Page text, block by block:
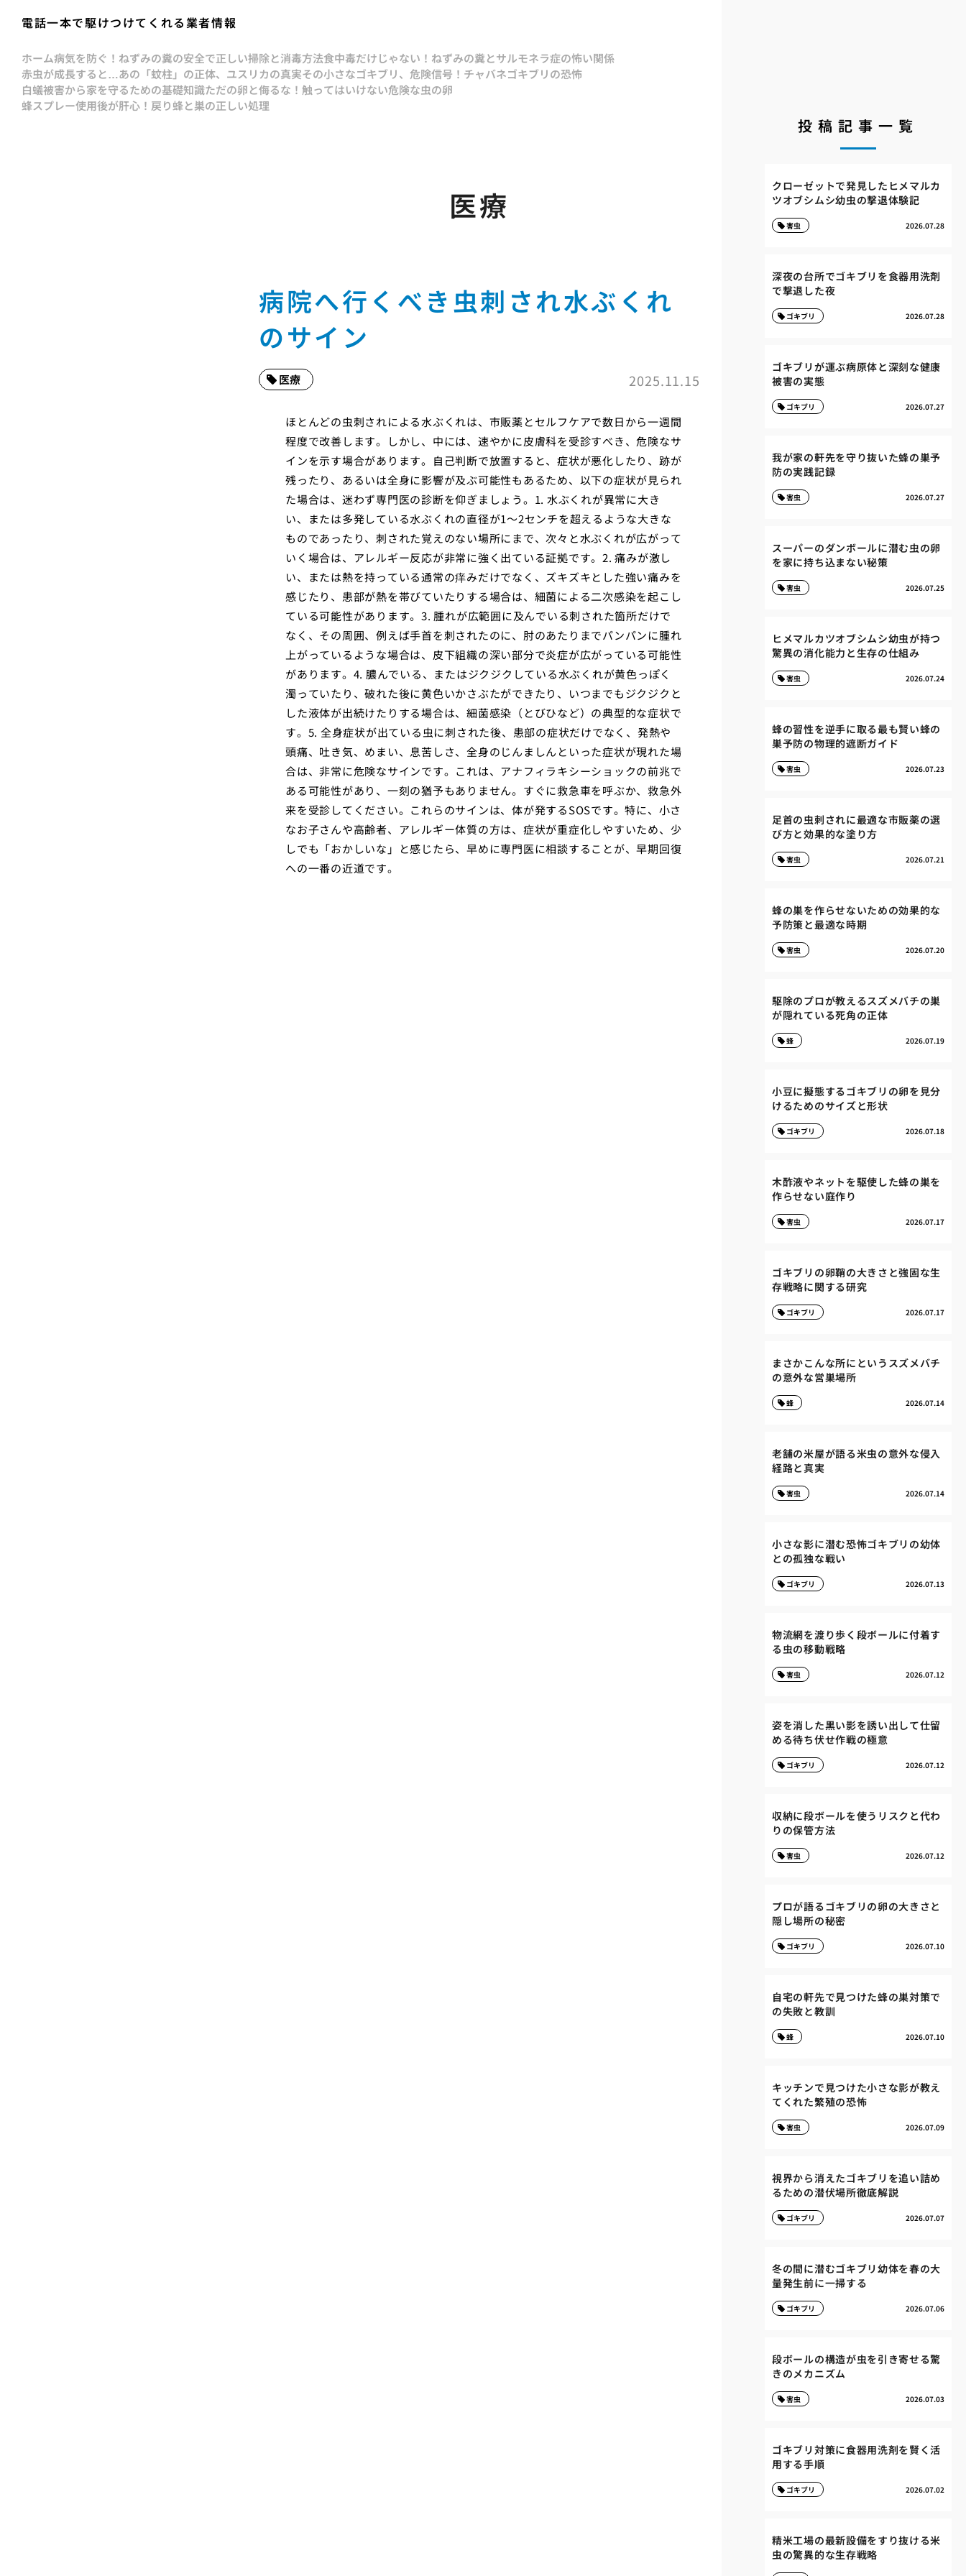
電話一本で駆けつけてくれる業者情報
ホーム病気を防ぐ！ねずみの糞の安全で正しい掃除と消毒方法食中毒だけじゃない！ねずみの糞とサルモネラ症の怖い関係
赤虫が成長すると…あの「蚊柱」の正体、ユスリカの真実その小さなゴキブリ、危険信号！チャバネゴキブリの恐怖
白蟻被害から家を守るための基礎知識ただの卵と侮るな！触ってはいけない危険な虫の卵
蜂スプレー使用後が肝心！戻り蜂と巣の正しい処理
医療
病院へ行くべき虫刺され水ぶくれ
のサイン
2025.11.15
医療
ほとんどの虫刺されによる水ぶくれは、市販薬とセルフケアで数日から一週間
程度で改善します。しかし、中には、速やかに皮膚科を受診すべき、危険なサ
インを示す場合があります。自己判断で放置すると、症状が悪化したり、跡が
残ったり、あるいは全身に影響が及ぶ可能性もあるため、以下の症状が見られ
た場合は、迷わず専門医の診断を仰ぎましょう。1. 水ぶくれが異常に大き
い、または多発している水ぶくれの直径が1〜2センチを超えるような大きな
ものであったり、刺された覚えのない場所にまで、次々と水ぶくれが広がって
いく場合は、アレルギー反応が非常に強く出ている証拠です。2. 痛みが激し
い、または熱を持っている通常の痒みだけでなく、ズキズキとした強い痛みを
感じたり、患部が熱を帯びていたりする場合は、細菌による二次感染を起こし
ている可能性があります。3. 腫れが広範囲に及んでいる刺された箇所だけで
なく、その周囲、例えば手首を刺されたのに、肘のあたりまでパンパンに腫れ
上がっているような場合は、皮下組織の深い部分で炎症が広がっている可能性
があります。4. 膿んでいる、またはジクジクしている水ぶくれが黄色っぽく
濁っていたり、破れた後に黄色いかさぶたができたり、いつまでもジクジクと
した液体が出続けたりする場合は、細菌感染（とびひなど）の典型的な症状で
す。5. 全身症状が出ている虫に刺された後、患部の症状だけでなく、発熱や
頭痛、吐き気、めまい、息苦しさ、全身のじんましんといった症状が現れた場
合は、非常に危険なサインです。これは、アナフィラキシーショックの前兆で
ある可能性があり、一刻の猶予もありません。すぐに救急車を呼ぶか、救急外
来を受診してください。これらのサインは、体が発するSOSです。特に、小さ
なお子さんや高齢者、アレルギー体質の方は、症状が重症化しやすいため、少
しでも「おかしいな」と感じたら、早めに専門医に相談することが、早期回復
への一番の近道です。
投稿記事一覧
クローゼットで発見したヒメマルカ
ツオブシムシ幼虫の撃退体験記
2026.07.28
害虫
深夜の台所でゴキブリを食器用洗剤
で撃退した夜
2026.07.28
ゴキブリ
ゴキブリが運ぶ病原体と深刻な健康
被害の実態
2026.07.27
ゴキブリ
我が家の軒先を守り抜いた蜂の巣予
防の実践記録
2026.07.27
害虫
スーパーのダンボールに潜む虫の卵
を家に持ち込まない秘策
2026.07.25
害虫
ヒメマルカツオブシムシ幼虫が持つ
驚異の消化能力と生存の仕組み
2026.07.24
害虫
蜂の習性を逆手に取る最も賢い蜂の
巣予防の物理的遮断ガイド
2026.07.23
害虫
足首の虫刺されに最適な市販薬の選
び方と効果的な塗り方
2026.07.21
害虫
蜂の巣を作らせないための効果的な
予防策と最適な時期
2026.07.20
害虫
駆除のプロが教えるスズメバチの巣
が隠れている死角の正体
2026.07.19
蜂
小豆に擬態するゴキブリの卵を見分
けるためのサイズと形状
2026.07.18
ゴキブリ
木酢液やネットを駆使した蜂の巣を
作らせない庭作り
2026.07.17
害虫
ゴキブリの卵鞘の大きさと強固な生
存戦略に関する研究
2026.07.17
ゴキブリ
まさかこんな所にというスズメバチ
の意外な営巣場所
2026.07.14
蜂
老舗の米屋が語る米虫の意外な侵入
経路と真実
2026.07.14
害虫
小さな影に潜む恐怖ゴキブリの幼体
との孤独な戦い
2026.07.13
ゴキブリ
物流網を渡り歩く段ボールに付着す
る虫の移動戦略
2026.07.12
害虫
姿を消した黒い影を誘い出して仕留
める待ち伏せ作戦の極意
2026.07.12
ゴキブリ
収納に段ボールを使うリスクと代わ
りの保管方法
2026.07.12
害虫
プロが語るゴキブリの卵の大きさと
隠し場所の秘密
2026.07.10
ゴキブリ
自宅の軒先で見つけた蜂の巣対策で
の失敗と教訓
2026.07.10
蜂
キッチンで見つけた小さな影が教え
てくれた繁殖の恐怖
2026.07.09
害虫
視界から消えたゴキブリを追い詰め
るための潜伏場所徹底解説
2026.07.07
ゴキブリ
冬の間に潜むゴキブリ幼体を春の大
量発生前に一掃する
2026.07.06
ゴキブリ
段ボールの構造が虫を引き寄せる驚
きのメカニズム
2026.07.03
害虫
ゴキブリ対策に食器用洗剤を賢く活
用する手順
2026.07.02
ゴキブリ
精米工場の最新設備をすり抜ける米
虫の驚異的な生存戦略